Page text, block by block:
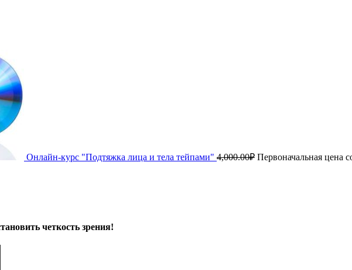
Онлайн-курс "Подтяжка лица и тела тейпами" 4,000.00₽ Первоначальная цена
четкость зрения!